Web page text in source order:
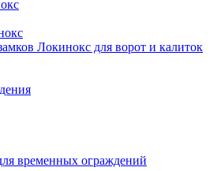
Локинокс для ворот и калиток
временных ограждений